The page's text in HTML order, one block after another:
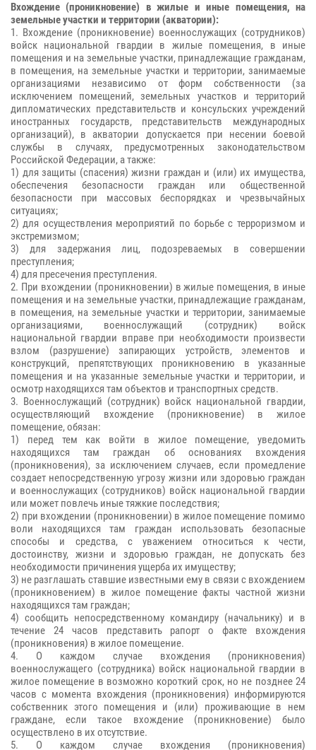
Вхождение (проникновение) в жилые и иные помещения, на
земельные участки и территории (акватории):
1. Вхождение (проникновение) военнослужащих (сотрудников)
войск национальной гвардии в жилые помещения, в иные
помещения и на земельные участки, принадлежащие гражданам,
в помещения, на земельные участки и территории, занимаемые
организациями независимо от форм собственности (за
исключением помещений, земельных участков и территорий
дипломатических представительств и консульских учреждений
иностранных государств, представительств международных
организаций), в акватории допускается при несении боевой
службы в случаях, предусмотренных законодательством
Российской Федерации, а также:
1) для защиты (спасения) жизни граждан и (или) их имущества,
обеспечения безопасности граждан или общественной
безопасности при массовых беспорядках и чрезвычайных
ситуациях;
2) для осуществления мероприятий по борьбе с терроризмом и
экстремизмом;
3) для задержания лиц, подозреваемых в совершении
преступления;
4) для пресечения преступления.
2. При вхождении (проникновении) в жилые помещения, в иные
помещения и на земельные участки, принадлежащие гражданам,
в помещения, на земельные участки и территории, занимаемые
организациями, военнослужащий (сотрудник) войск
национальной гвардии вправе при необходимости произвести
взлом (разрушение) запирающих устройств, элементов и
конструкций, препятствующих проникновению в указанные
помещения и на указанные земельные участки и территории, и
осмотр находящихся там объектов и транспортных средств.
3. Военнослужащий (сотрудник) войск национальной гвардии,
осуществляющий вхождение (проникновение) в жилое
помещение, обязан:
1) перед тем как войти в жилое помещение, уведомить
находящихся там граждан об основаниях вхождения
(проникновения), за исключением случаев, если промедление
создает непосредственную угрозу жизни или здоровью граждан
и военнослужащих (сотрудников) войск национальной гвардии
или может повлечь иные тяжкие последствия;
2) при вхождении (проникновении) в жилое помещение помимо
воли находящихся там граждан использовать безопасные
способы и средства, с уважением относиться к чести,
достоинству, жизни и здоровью граждан, не допускать без
необходимости причинения ущерба их имуществу;
3) не разглашать ставшие известными ему в связи с вхождением
(проникновением) в жилое помещение факты частной жизни
находящихся там граждан;
4) сообщить непосредственному командиру (начальнику) и в
течение 24 часов представить рапорт о факте вхождения
(проникновения) в жилое помещение.
4. О каждом случае вхождения (проникновения)
военнослужащего (сотрудника) войск национальной гвардии в
жилое помещение в возможно короткий срок, но не позднее 24
часов с момента вхождения (проникновения) информируются
собственник этого помещения и (или) проживающие в нем
граждане, если такое вхождение (проникновение) было
осуществлено в их отсутствие.
5. О каждом случае вхождения (проникновения)